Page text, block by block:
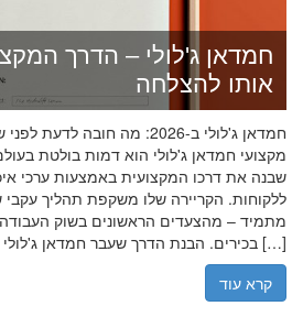
חמדאן ג'לולי – הדרך
אותו להצלחה
חמדאן ג'לולי ב-2026: מה חובה
מקצועי חמדאן ג'לולי הוא דמות בולטת
שבנה את דרכו המקצועית באמצעות ערכי
ללקוחות. הקריירה שלו משקפת תהליך עקבי
מתמיד – מהצעדים הראשונים בשוק העבודה
בכירים. הבנת הדרך שעבר חמדאן ג'לולי מספקת […]
קרא עוד